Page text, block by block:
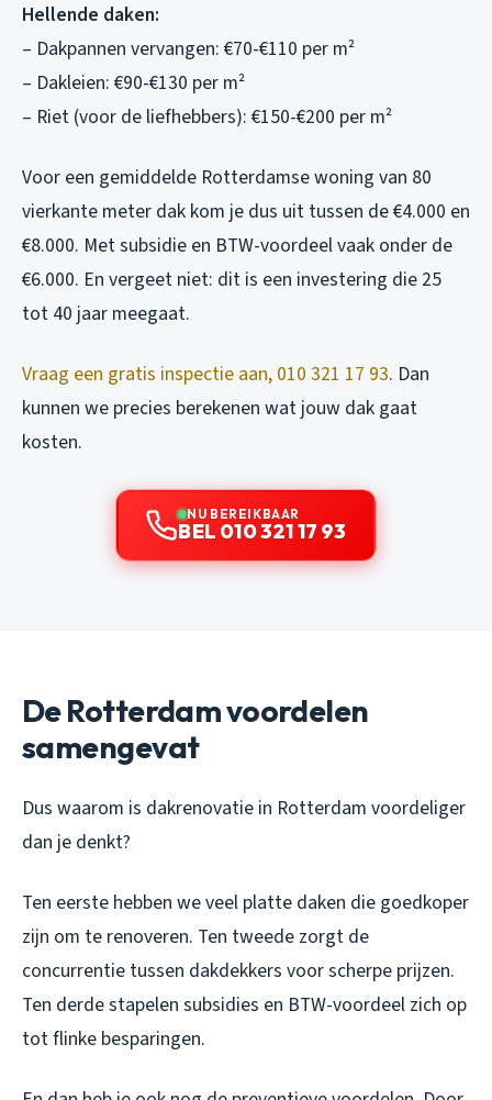
Hellende daken:
– Dakpannen vervangen: €70-€110 per m²
– Dakleien: €90-€130 per m²
– Riet (voor de liefhebbers): €150-€200 per m²
Voor een gemiddelde Rotterdamse woning van 80
vierkante meter dak kom je dus uit tussen de €4.000 en
€8.000. Met subsidie en BTW-voordeel vaak onder de
€6.000. En vergeet niet: dit is een investering die 25
tot 40 jaar meegaat.
Vraag een gratis inspectie aan, 010 321 17 93. Dan
kunnen we precies berekenen wat jouw dak gaat
kosten.
NU BEREIKBAAR
BEL 010 321 17 93
De Rotterdam voordelen
samengevat
Dus waarom is dakrenovatie in Rotterdam voordeliger
dan je denkt?
Ten eerste hebben we veel platte daken die goedkoper
zijn om te renoveren. Ten tweede zorgt de
concurrentie tussen dakdekkers voor scherpe prijzen.
Ten derde stapelen subsidies en BTW-voordeel zich op
tot flinke besparingen.